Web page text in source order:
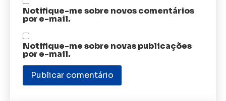
Notifique-me sobre novos comentários
por e-mail.
Notifique-me sobre novas publicações
por e-mail.